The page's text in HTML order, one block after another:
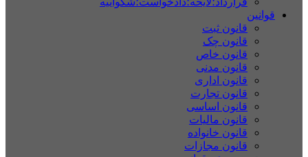
قوانین
قانون ثبت
قانون چک
قانون خاص
قانون مدنی
قانون اداری
قانون تجارت
قانون اساسی
قانون مالیات
قانون خانواده
قانون مجازات